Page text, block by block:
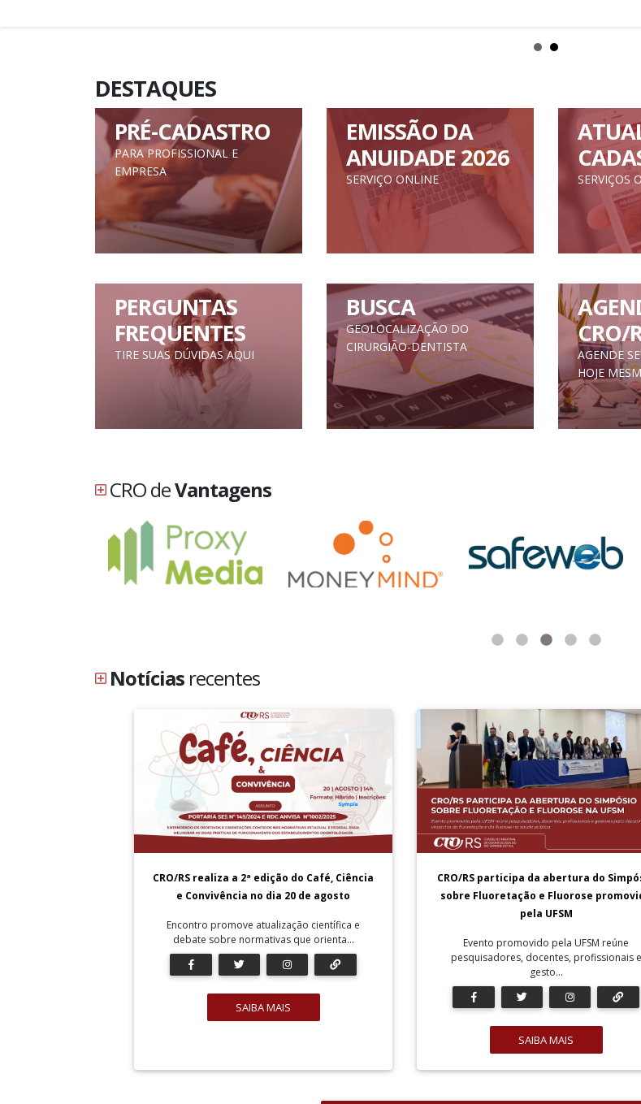
DESTAQUES
PRÉ-CADASTRO
PARA PROFISSIONAL E
EMPRESA
EMISSÃO DA
ANUIDADE 2026
SERVIÇO ONLINE SERVIÇOS
PERGUNTAS
FREQUENTES
TIRE SUAS DÚVIDAS AQUI
BUSCA
GEOLOCALIZAÇÃO DO
CIRURGIÃO-DENTISTA
CRO/
AGENDE
HOJE
CRO deVantagens
Notícias recentes
CRO/RS realiza a 2ª edição do Café, Ciência
e Convivência no dia 20 de agosto
Encontro promove atualização científica e
debate sobre normativas que orienta...
SAIBA MAIS
CRO/RS participa da abertura do
sobre Fluoretação e Fluorose
pela UFSM
Evento promovido pela UFSM reúne
pesquisadores, docentes, profissionais e
gesto...
SAIBA MAIS